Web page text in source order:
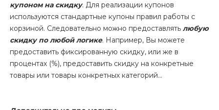
купоном на скидку. Для реализации купонов
используются стандартные купоны правил работы с
корзиной. Следовательно можно предоставлять любую
скидку по любой логике. Например, Вы можете
предоставить фиксированную скидку, или же в
процентах (%), предоставить скидку на конкретные
товары или товары конкретных категорий...